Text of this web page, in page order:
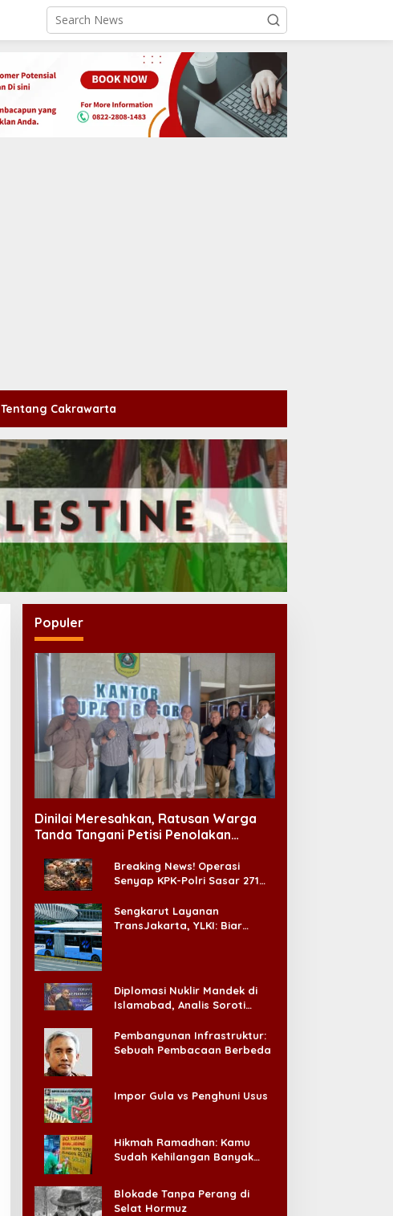
Tentang Cakrawarta
Populer
Dinilai Meresahkan, Ratusan Warga
Tanda Tangani Petisi Penolakan
Breaking News! Operasi
Senyap KPK-Polri Sasar 271
Ada ‘Badai Pemeriksaan’
Sengkarut Layanan
TransJakarta, YLKI: Biar
Diplomasi Nuklir Mandek di
Islamabad, Analis Soroti
Pembangunan Infrastruktur:
Sebuah Pembacaan Berbeda
Impor Gula vs Penghuni Usus
Hikmah Ramadhan: Kamu
Sudah Kehilangan Banyak
Blokade Tanpa Perang di
Selat Hormuz